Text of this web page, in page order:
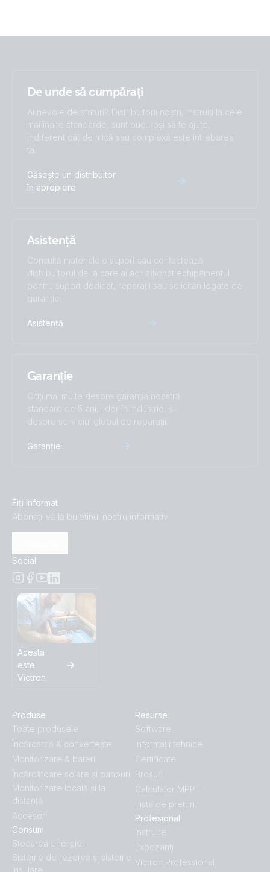
De unde să cumpărați
Ai nevoie de sfaturi? Distribuitorii noștri, instruiți la cele
mai înalte standarde, sunt bucuroși să te ajute,
indiferent cât de mică sau complexă este întrebarea
ta.
Găsește un distribuitor
în apropiere
Asistență
Consultă materialele suport sau contactează
distribuitorul de la care ai achiziționat echipamentul
pentru suport dedicat, reparații sau solicitări legate de
garanție.
Asistență
Garanție
Citiți mai multe despre garanția noastră
standard de 5 ani, lider în industrie, și
despre serviciul global de reparații.
Garanție
Fiți informat
Abonați-vă la buletinul nostru informativ
Social
Acesta
este
Victron
Produse
Toate produsele
Încărcarcă & convertește
Monitorizare & baterii
Încărcătoare solare și panouri
Monitorizare locală și la
distanță
Accesorii
Consum
Stocarea energiei
Sisteme de rezervă și sisteme
Resurse
Software
Informații tehnice
Certificate
Broșuri
Calculator MPPT
Lista de prețuri
Profesional
Instruire
Expozanţi
Victron Professional